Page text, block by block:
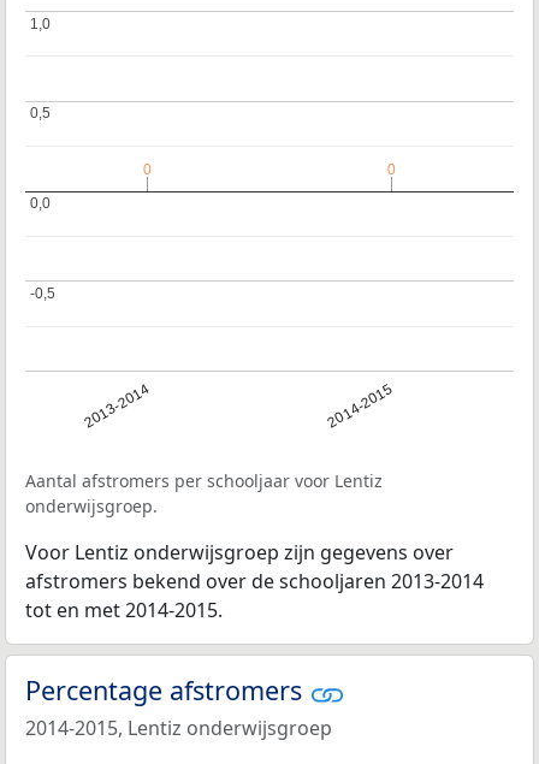
2013-2014 2014-2015
-0,5
-0,5
0,0
0,0
0,5
0,5
1,0
1,0
0
0 0
0
Aantal afstromers per schooljaar voor Lentiz
onderwijsgroep.
Voor Lentiz onderwijsgroep zijn gegevens over
afstromers bekend over de schooljaren 2013-2014
tot en met 2014-2015.
Percentage afstromers
2014-2015, Lentiz onderwijsgroep